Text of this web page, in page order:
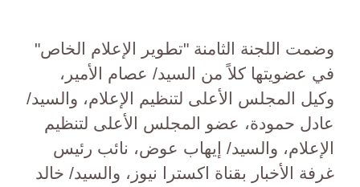
وضمت اللجنة الثامنة "تطوير الإعلام الخاص"
في عضويتها كلاً من السيد/ عصام الأمير،
وكيل المجلس الأعلى لتنظيم الإعلام، والسيد/
عادل حمودة، عضو المجلس الأعلى لتنظيم
الإعلام، والسيد/ إيهاب عوض، نائب رئيس
غرفة الأخبار بقناة اكسترا نيوز، والسيد/ خالد